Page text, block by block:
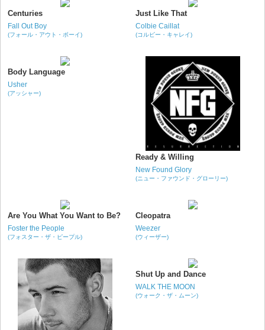
Centuries
Fall Out Boy
(フォール・アウト・ボーイ)
Just Like That
Colbie Caillat
(コルビー・キャレイ)
Body Language
Usher
(アッシャー)
Ready & Willing
New Found Glory
(ニュー・ファウンド・グローリー)
Are You What You Want to Be?
Foster the People
(フォスター・ザ・ピープル)
Cleopatra
Weezer
(ウィーザー)
Shut Up and Dance
WALK THE MOON
(ウォーク・ザ・ムーン)